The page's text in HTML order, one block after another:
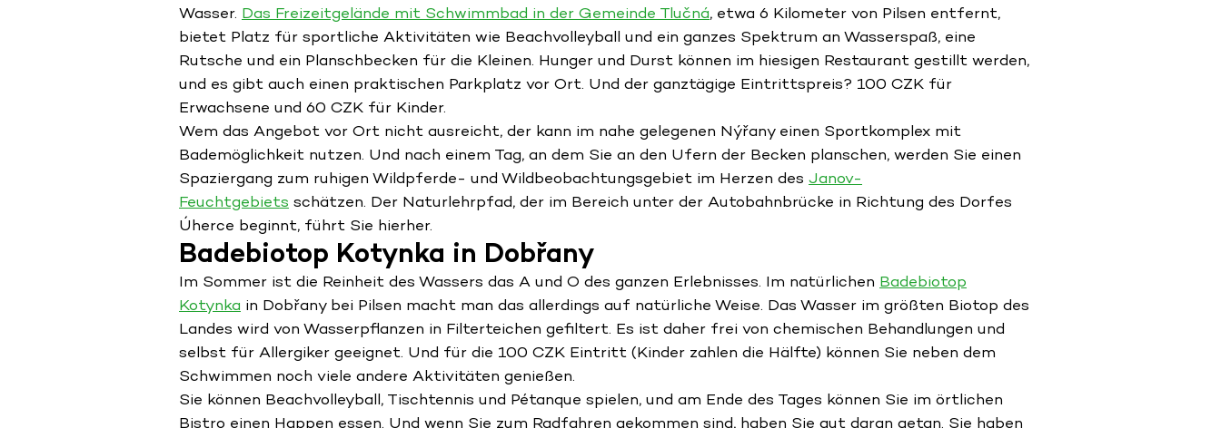
Wasser. Das Freizeitgelände mit Schwimmbad in der Gemeinde Tlučná, etwa 6 Kilometer von Pilsen entfernt,
bietet Platz für sportliche Aktivitäten wie Beachvolleyball und ein ganzes Spektrum an Wasserspaß, eine
Rutsche und ein Planschbecken für die Kleinen. Hunger und Durst können im hiesigen Restaurant gestillt werden,
und es gibt auch einen praktischen Parkplatz vor Ort. Und der ganztägige Eintrittspreis? 100 CZK für
Erwachsene und 60 CZK für Kinder.
Wem das Angebot vor Ort nicht ausreicht, der kann im nahe gelegenen Nýřany einen Sportkomplex mit
Bademöglichkeit nutzen. Und nach einem Tag, an dem Sie an den Ufern der Becken planschen, werden Sie einen
Spaziergang zum ruhigen Wildpferde- und Wildbeobachtungsgebiet im Herzen des Janov-
Feuchtgebiets schätzen. Der Naturlehrpfad, der im Bereich unter der Autobahnbrücke in Richtung des Dorfes
Úherce beginnt, führt Sie hierher.
Badebiotop Kotynka in Dobřany
Im Sommer ist die Reinheit des Wassers das A und O des ganzen Erlebnisses. Im natürlichen Badebiotop
Kotynka in Dobřany bei Pilsen macht man das allerdings auf natürliche Weise. Das Wasser im größten Biotop des
Landes wird von Wasserpflanzen in Filterteichen gefiltert. Es ist daher frei von chemischen Behandlungen und
selbst für Allergiker geeignet. Und für die 100 CZK Eintritt (Kinder zahlen die Hälfte) können Sie neben dem
Schwimmen noch viele andere Aktivitäten genießen.
Sie können Beachvolleyball, Tischtennis und Pétanque spielen, und am Ende des Tages können Sie im örtlichen
Bistro einen Happen essen. Und wenn Sie zum Radfahren gekommen sind, haben Sie gut daran getan. Sie haben